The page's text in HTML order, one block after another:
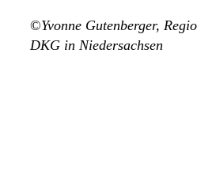
©Yvonne Gutenberger,
DKG in Niedersachsen